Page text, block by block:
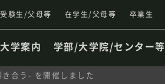
受験生/父母等 在学生/父母等 卒業生
大学案内 学部/大学院/センター等
合う- を開催しました